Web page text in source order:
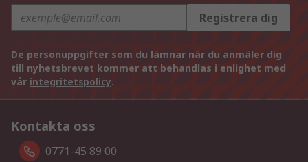
Registrera dig
De personuppgifter som du lämnar när du anmäler dig
till nyhetsbrevet kommer att behandlas i enlighet med
vår integritetspolicy.
Kontakta oss
0771-45 89 00